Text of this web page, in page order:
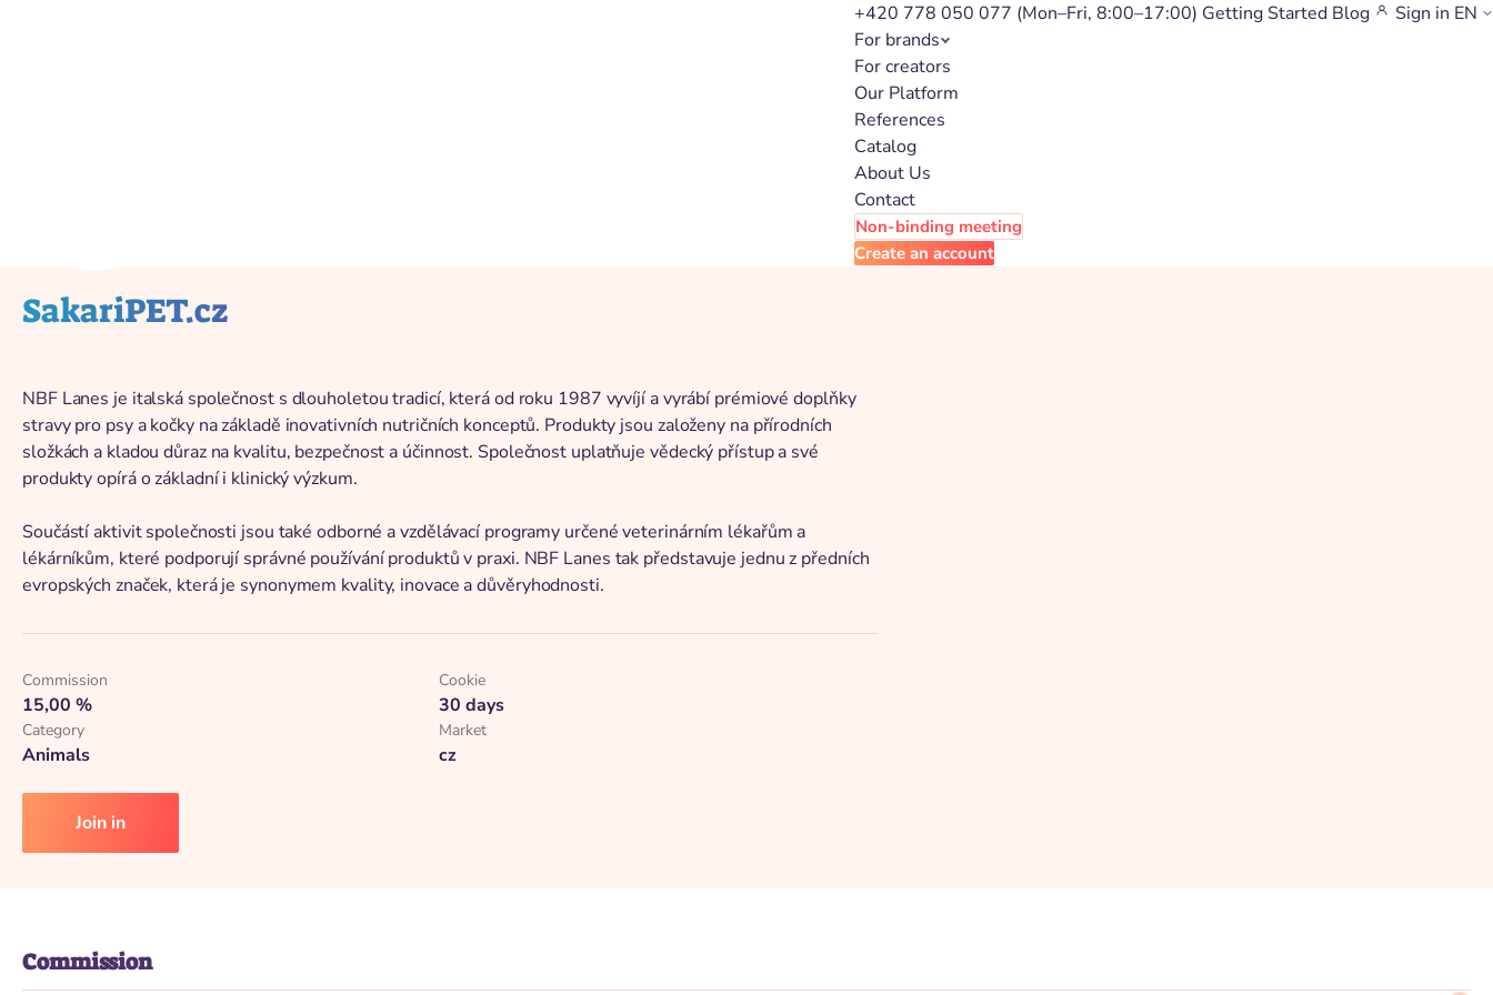
+420 778 050 077 (Mon–Fri, 8:00–17:00) Getting Started Blog Sign in EN
For brands
For creators
Our Platform
References
Catalog
About Us
Contact
Non-binding meeting
Create an account
SakariPET.cz
NBF Lanes je italská společnost s dlouholetou tradicí, která od roku 1987 vyvíjí a vyrábí prémiové doplňky
stravy pro psy a kočky na základě inovativních nutričních konceptů. Produkty jsou založeny na přírodních
složkách a kladou důraz na kvalitu, bezpečnost a účinnost. Společnost uplatňuje vědecký přístup a své
produkty opírá o základní i klinický výzkum.
Součástí aktivit společnosti jsou také odborné a vzdělávací programy určené veterinárním lékařům a
lékárníkům, které podporují správné používání produktů v praxi. NBF Lanes tak představuje jednu z předních
evropských značek, která je synonymem kvality, inovace a důvěryhodnosti.
Commission
15,00 %
Cookie
30 days
Category
Animals
Market
cz
Join in
Commission